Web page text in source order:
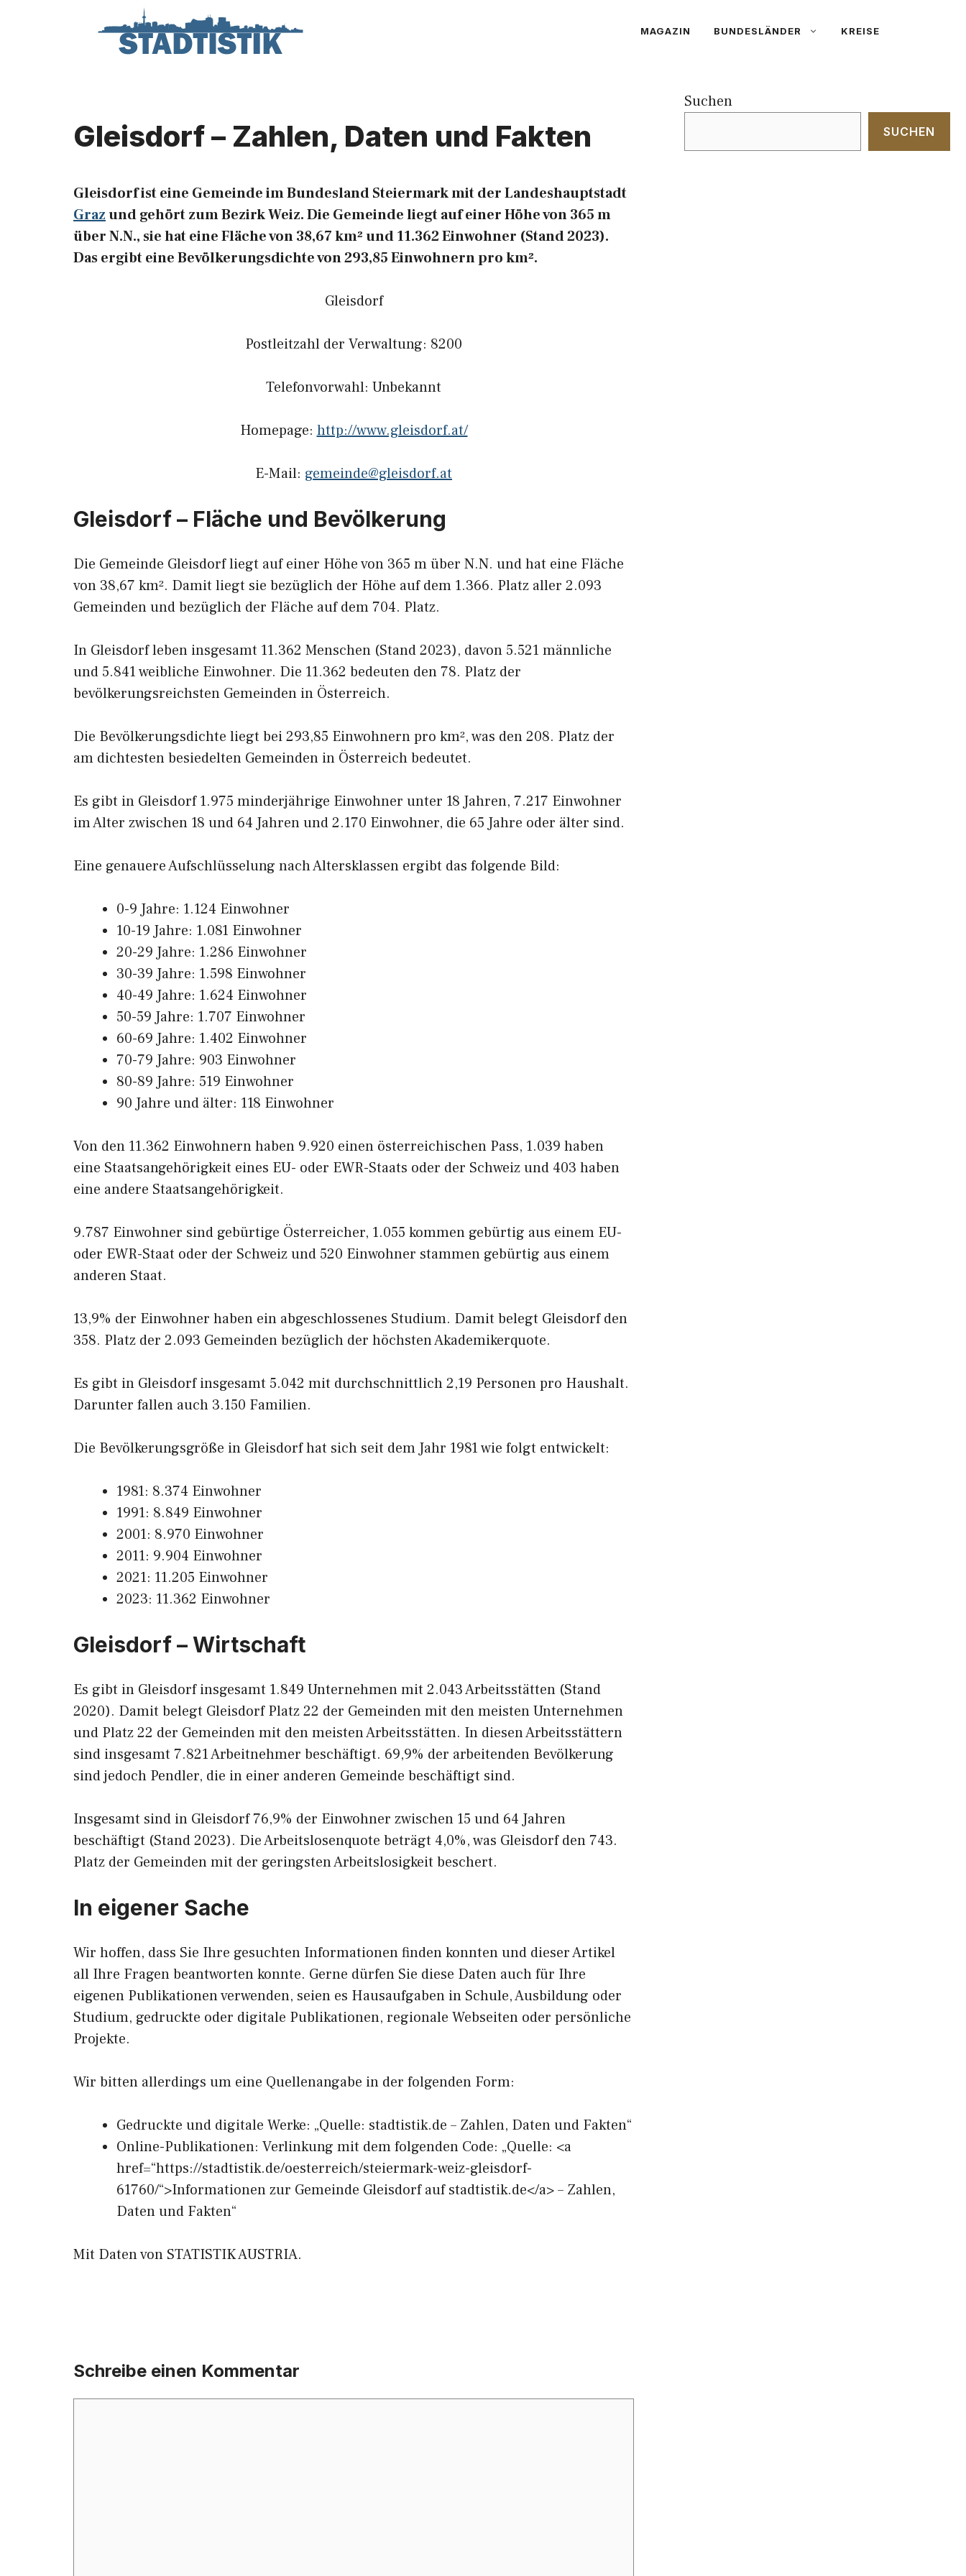
MAGAZIN BUNDESLÄNDER KREISE
Gleisdorf – Zahlen, Daten und Fakten
Gleisdorf ist eine Gemeinde im Bundesland Steiermark mit der Landeshauptstadt
Grazund gehört zum Bezirk Weiz. Die Gemeinde liegt auf einer Höhe von 365 m
über N.N., sie hat eine Fläche von 38,67 km² und 11.362 Einwohner (Stand 2023).
Das ergibt eine Bevölkerungsdichte von 293,85 Einwohnern pro km².
Gleisdorf
Postleitzahl der Verwaltung: 8200
Telefonvorwahl: Unbekannt
Homepage: http://www.gleisdorf.at/
E-Mail: gemeinde@gleisdorf.at
Gleisdorf – Fläche und Bevölkerung
Die Gemeinde Gleisdorf liegt auf einer Höhe von 365 m über N.N. und hat eine Fläche
von 38,67 km². Damit liegt sie bezüglich der Höhe auf dem 1.366. Platz aller 2.093
Gemeinden und bezüglich der Fläche auf dem 704. Platz.
In Gleisdorf leben insgesamt 11.362 Menschen (Stand 2023), davon 5.521 männliche
und 5.841 weibliche Einwohner. Die 11.362 bedeuten den 78. Platz der
bevölkerungsreichsten Gemeinden in Österreich.
Die Bevölkerungsdichte liegt bei 293,85 Einwohnern pro km², was den 208. Platz der
am dichtesten besiedelten Gemeinden in Österreich bedeutet.
Es gibt in Gleisdorf 1.975 minderjährige Einwohner unter 18 Jahren, 7.217 Einwohner
im Alter zwischen 18 und 64 Jahren und 2.170 Einwohner, die 65 Jahre oder älter sind.
Eine genauere Aufschlüsselung nach Altersklassen ergibt das folgende Bild:
0-9 Jahre: 1.124 Einwohner
10-19 Jahre: 1.081 Einwohner
20-29 Jahre: 1.286 Einwohner
30-39 Jahre: 1.598 Einwohner
40-49 Jahre: 1.624 Einwohner
50-59 Jahre: 1.707 Einwohner
60-69 Jahre: 1.402 Einwohner
70-79 Jahre: 903 Einwohner
80-89 Jahre: 519 Einwohner
90 Jahre und älter: 118 Einwohner
Von den 11.362 Einwohnern haben 9.920 einen österreichischen Pass, 1.039 haben
eine Staatsangehörigkeit eines EU- oder EWR-Staats oder der Schweiz und 403 haben
eine andere Staatsangehörigkeit.
9.787 Einwohner sind gebürtige Österreicher, 1.055 kommen gebürtig aus einem EU-
oder EWR-Staat oder der Schweiz und 520 Einwohner stammen gebürtig aus einem
anderen Staat.
13,9% der Einwohner haben ein abgeschlossenes Studium. Damit belegt Gleisdorf den
358. Platz der 2.093 Gemeinden bezüglich der höchsten Akademikerquote.
Es gibt in Gleisdorf insgesamt 5.042 mit durchschnittlich 2,19 Personen pro Haushalt.
Darunter fallen auch 3.150 Familien.
Die Bevölkerungsgröße in Gleisdorf hat sich seit dem Jahr 1981 wie folgt entwickelt:
1981: 8.374 Einwohner
1991: 8.849 Einwohner
2001: 8.970 Einwohner
2011: 9.904 Einwohner
2021: 11.205 Einwohner
2023: 11.362 Einwohner
Gleisdorf – Wirtschaft
Es gibt in Gleisdorf insgesamt 1.849 Unternehmen mit 2.043 Arbeitsstätten (Stand
2020). Damit belegt Gleisdorf Platz 22 der Gemeinden mit den meisten Unternehmen
und Platz 22 der Gemeinden mit den meisten Arbeitsstätten. In diesen Arbeitsstättern
sind insgesamt 7.821 Arbeitnehmer beschäftigt. 69,9% der arbeitenden Bevölkerung
sind jedoch Pendler, die in einer anderen Gemeinde beschäftigt sind.
Insgesamt sind in Gleisdorf 76,9% der Einwohner zwischen 15 und 64 Jahren
beschäftigt (Stand 2023). Die Arbeitslosenquote beträgt 4,0%, was Gleisdorf den 743.
Platz der Gemeinden mit der geringsten Arbeitslosigkeit beschert.
In eigener Sache
Wir hoffen, dass Sie Ihre gesuchten Informationen finden konnten und dieser Artikel
all Ihre Fragen beantworten konnte. Gerne dürfen Sie diese Daten auch für Ihre
eigenen Publikationen verwenden, seien es Hausaufgaben in Schule, Ausbildung oder
Studium, gedruckte oder digitale Publikationen, regionale Webseiten oder persönliche
Projekte.
Wir bitten allerdings um eine Quellenangabe in der folgenden Form:
Gedruckte und digitale Werke: „Quelle: stadtistik.de – Zahlen, Daten und Fakten“
Online-Publikationen: Verlinkung mit dem folgenden Code: „Quelle: <a
href=“https://stadtistik.de/oesterreich/steiermark-weiz-gleisdorf-
61760/“>Informationen zur Gemeinde Gleisdorf auf stadtistik.de</a> – Zahlen,
Daten und Fakten“
Mit Daten von STATISTIK AUSTRIA.
Schreibe einen Kommentar
Suchen
SUCHEN